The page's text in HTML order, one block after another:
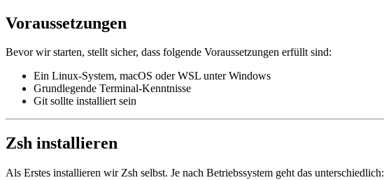
Voraussetzungen
Bevor wir starten, stellt sicher, dass folgende Voraussetzungen erfüllt sind:
Ein Linux-System, macOS oder WSL unter Windows
Grundlegende Terminal-Kenntnisse
Git sollte installiert sein
Zsh installieren
Als Erstes installieren wir Zsh selbst. Je nach Betriebssystem geht das unterschiedlich: